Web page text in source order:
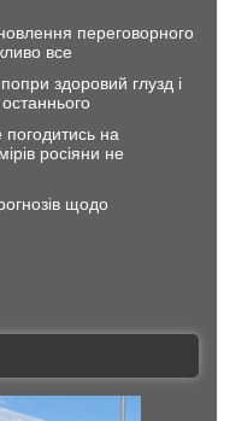
переговорного
все
здоровий глузд і
на
росіяни не
щодо